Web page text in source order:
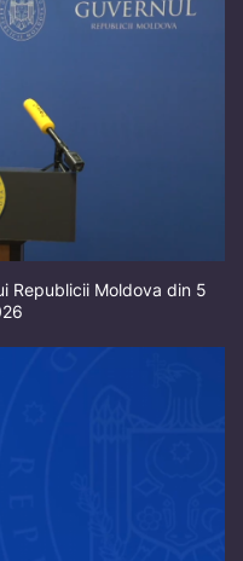
Republicii Moldova din 5